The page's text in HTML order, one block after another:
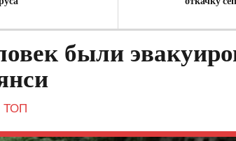
были
ТОП